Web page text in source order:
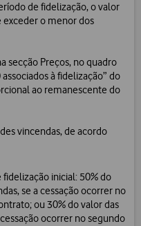
de fidelização, o valor
exceder o menor dos
secção Preços, no quadro
à fidelização” do
ao remanescente do
vincendas, de acordo
inicial: 50% do
se a cessação ocorrer no
ou 30% do valor das
ocorrer no segundo